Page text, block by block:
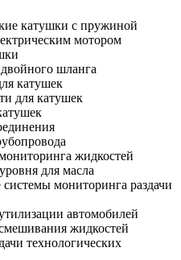
катушки с пружиной
мотором
шланга
катушек
для катушек
жидкостей
для масла
мониторинга раздачи
автомобилей
жидкостей
технологических